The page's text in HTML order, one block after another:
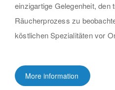
einzigartige Gelegenheit, den
Räucherprozess zu
köstlichen Spezialitäten vor
More information